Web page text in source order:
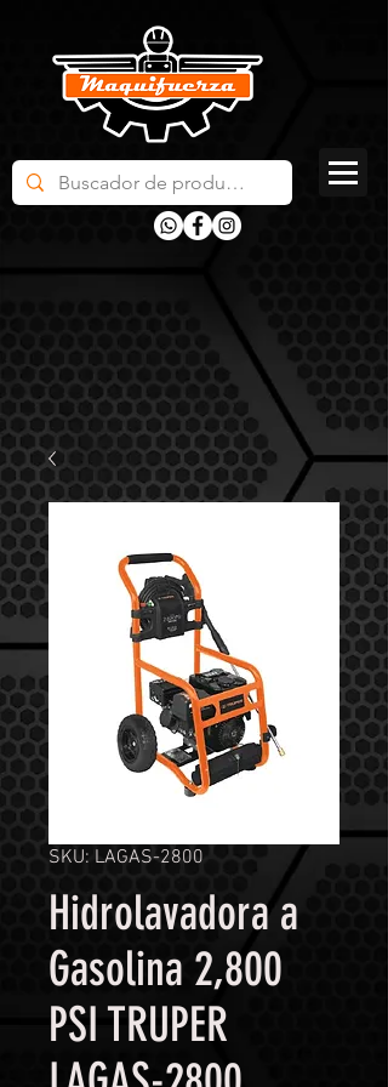
SKU: LAGAS-2800
Hidrolavadora a
Gasolina 2,800
PSI TRUPER